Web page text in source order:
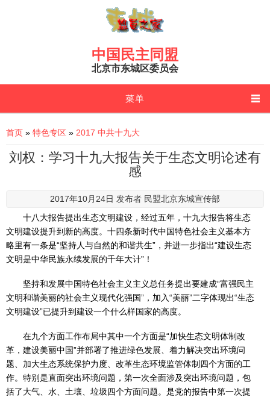
中国民主同盟
北京市东城区委员会
菜单
You are here
首页 » 特色专区 » 2017 中共十九大
刘权：学习十九大报告关于生态文明论述有
感
2017年10月24日 发布者 民盟北京东城宣传部
十八大报告提出生态文明建设，经过五年，十九大报告将生态
文明建设提升到新的高度。十四条新时代中国特色社会主义基本方
略里有一条是“坚持人与自然的和谐共生”，并进一步指出“建设生态
文明是中华民族永续发展的千年大计”！
坚持和发展中国特色社会主义主义总任务提出要建成“富强民主
文明和谐美丽的社会主义现代化强国”，加入“美丽”二字体现出“生态
文明建设”已提升到建设一个什么样国家的高度。
在九个方面工作布局中其中一个方面是“加快生态文明体制改
革，建设美丽中国”并部署了推进绿色发展、着力解决突出环境问
题、加大生态系统保护力度、改革生态环境监管体制四个方面的工
作。特别是直面突出环境问题，第一次全面涉及突出环境问题，包
括了大气、水、土壤、垃圾四个方面问题。是党的报告中第一次提